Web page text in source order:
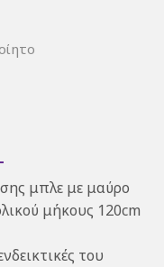
μπλε με μαύρο
μήκους 120cm
του